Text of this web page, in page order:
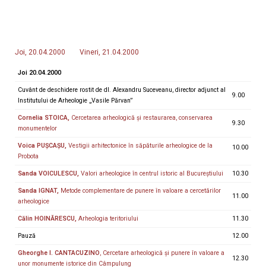
Joi, 20.04.2000 Vineri, 21.04.2000
Joi 20.04.2000
Cuvânt de deschidere rostit de dl. Alexandru Suceveanu, director adjunct al
Institutului de Arheologie „Vasile Părvan”
9.00
Cornelia STOICA, Cercetarea arheologică şi restaurarea, conservarea
monumentelor
9.30
Voica PUȘCAȘU, Vestigii arhitectonice în săpăturile arheologice de la
Probota
10.00
Sanda VOICULESCU, Valori arheologice în centrul istoric al Bucureştiului 10.30
Sanda IGNAT, Metode complementare de punere în valoare a cercetărilor
arheologice
11.00
Călin HOINĂRESCU, Arheologia teritoriului 11.30
Pauză 12.00
Gheorghe I. CANTACUZINO, Cercetare arheologică şi punere în valoare a
unor monumente istorice din Câmpulung
12.30